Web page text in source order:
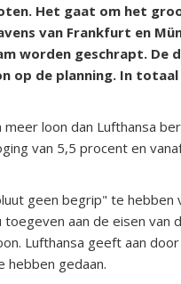
Het gaat om het
van Frankfurt en
worden geschrapt. De
op de planning. In
loon dan Lufthansa
van 5,5 procent en
geen begrip" te hebben
toegeven aan de eisen
Lufthansa geeft aan
hebben gedaan.